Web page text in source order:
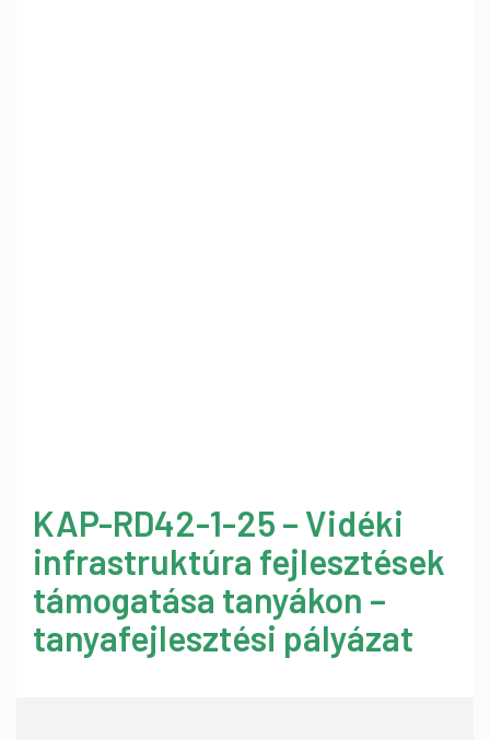
KAP-RD42-1-25 – Vidéki
infrastruktúra fejlesztések
támogatása tanyákon –
tanyafejlesztési pályázat